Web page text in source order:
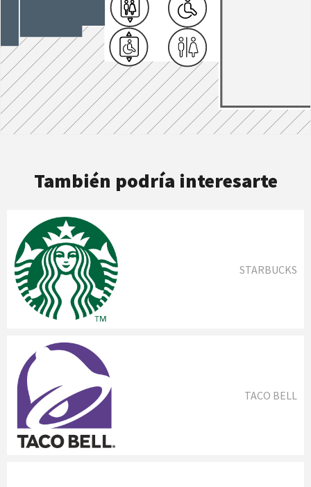
También podría interesarte
STARBUCKS
TACO BELL